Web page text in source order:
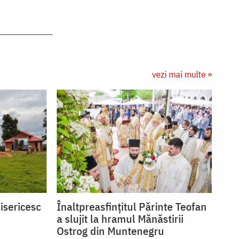
vezi mai multe »
Înaltpreasfințitul Părinte Teofan
a slujit la hramul Mănăstirii
Ostrog din Muntenegru